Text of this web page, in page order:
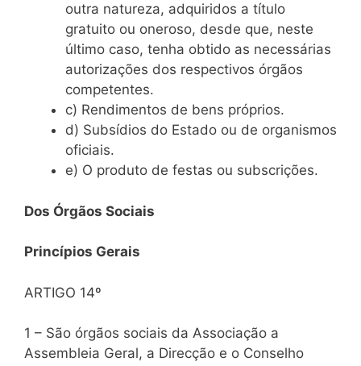
outra natureza, adquiridos a título
gratuito ou oneroso, desde que, neste
último caso, tenha obtido as necessárias
autorizações dos respectivos órgãos
competentes.
c) Rendimentos de bens próprios.
d) Subsídios do Estado ou de organismos
oficiais.
e) O produto de festas ou subscrições.
Dos Órgãos Sociais
Princípios Gerais
ARTIGO 14º
1 – São órgãos sociais da Associação a
Assembleia Geral, a Direcção e o Conselho